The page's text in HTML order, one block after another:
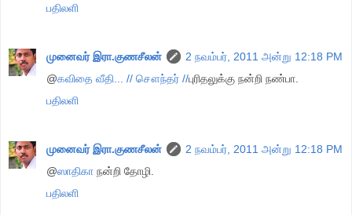
பதிலளி
முனைவர் இரா.குணசீலன்
2 நவம்பர், 2011 அன்று 12:18 PM
@கவிதை வீதி... // சௌந்தர் //புரிதலுக்கு நன்றி நண்பா.
பதிலளி
முனைவர் இரா.குணசீலன்
2 நவம்பர், 2011 அன்று 12:18 PM
@ஸாதிகா நன்றி தோழி.
பதிலளி